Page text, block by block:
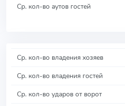
Ср. кол-во аутов гостей
Ср. кол-во владения хозяев
Ср. кол-во владения гостей
Ср. кол-во ударов от ворот